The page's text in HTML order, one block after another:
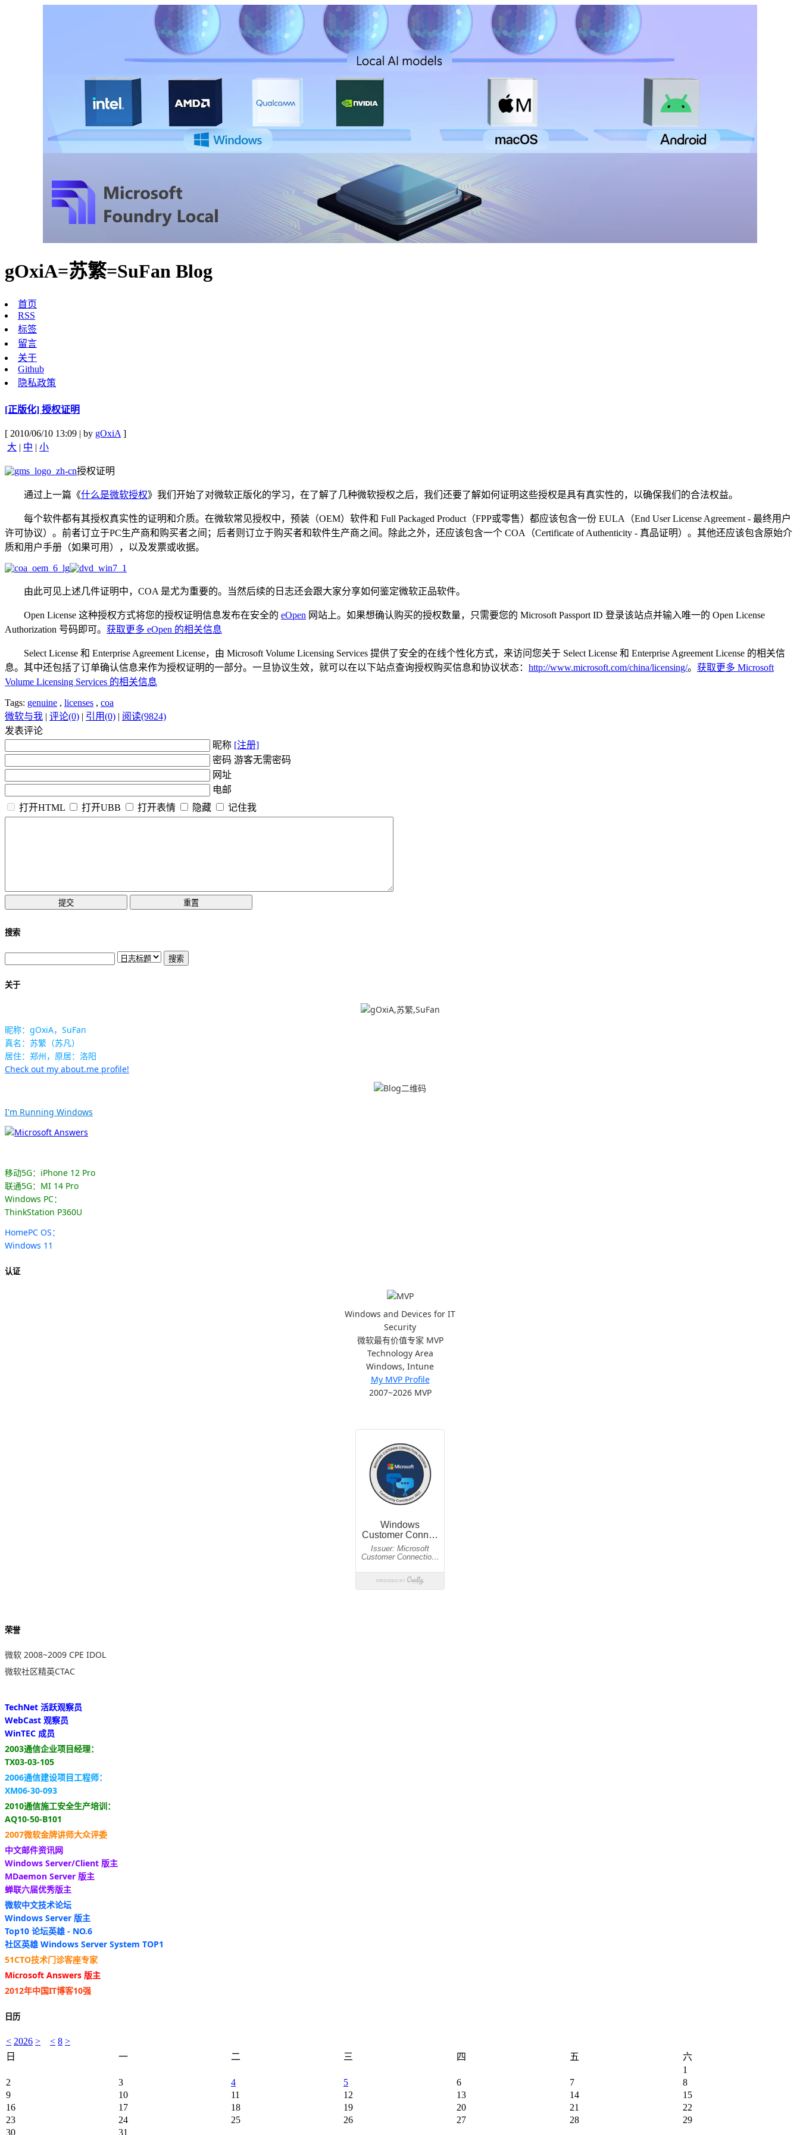
gOxiA=苏繁=SuFan Blog
首页
RSS
标签
留言
关于
Github
隐私政策
[正版化] 授权证明
[ 2010/06/10 13:09 | by gOxiA]
大 | 中 | 小
授权证明
通过上一篇《什么是微软授权》我们开始了对微软正版化的学习，在了解了几种微软授权之后，我们还要了解如何证明这些授权是具有真实性的，以确保我们的合法权益。
每个软件都有其授权真实性的证明和介质。在微软常见授权中，预装（OEM）软件和 Full Packaged Product（FPP或零售）都应该包含一份 EULA（End User License Agreement - 最终用户
许可协议）。前者订立于PC生产商和购买者之间；后者则订立于购买者和软件生产商之间。除此之外，还应该包含一个 COA（Certificate of Authenticity - 真品证明）。其他还应该包含原始介
质和用户手册（如果可用），以及发票或收据。
由此可见上述几件证明中，COA 是尤为重要的。当然后续的日志还会跟大家分享如何鉴定微软正品软件。
Open License 这种授权方式将您的授权证明信息发布在安全的 eOpen 网站上。如果想确认购买的授权数量，只需要您的 Microsoft Passport ID 登录该站点并输入唯一的 Open License
Authorization 号码即可。 获取更多 eOpen 的相关信息
Select License 和 Enterprise Agreement License，由 Microsoft Volume Licensing Services 提供了安全的在线个性化方式，来访问您关于 Select License 和 Enterprise Agreement License 的相关信
息。其中还包括了订单确认信息来作为授权证明的一部分。一旦协议生效，就可以在以下站点查询授权购买信息和协议状态： http://www.microsoft.com/china/licensing/。 获取更多 Microsoft
Volume Licensing Services 的相关信息
Tags: genuine , licenses , coa
微软与我 | 评论(0) | 引用(0) | 阅读(9824)
发表评论
昵称 [注册]
密码 游客无需密码
网址
电邮
打开HTML
打开UBB 打开表情 隐藏 记住我
搜索
关于
昵称：gOxiA，SuFan
真名：苏繁（苏凡）
居住：郑州，原居：洛阳
Check out my about.me profile!
I'm Running Windows
移动5G：iPhone 12 Pro
联通5G：MI 14 Pro
Windows PC：
ThinkStation P360U
HomePC OS：
Windows 11
认证
Windows and Devices for IT
Security
微软最有价值专家 MVP
Technology Area
Windows, Intune
My MVP Profile
2007~2026 MVP
荣誉
微软 2008~2009 CPE IDOL
微软社区精英CTAC
TechNet 活跃观察员
WebCast 观察员
WinTEC 成员
2003通信企业项目经理：
TX03-03-105
2006通信建设项目工程师：
XM06-30-093
2010通信施工安全生产培训：
AQ10-50-B101
2007微软金牌讲师大众评委
中文邮件资讯网
Windows Server/Client 版主
MDaemon Server 版主
蝉联六届优秀版主
微软中文技术论坛
Windows Server 版主
Top10 论坛英雄 - NO.6
社区英雄 Windows Server System TOP1
51CTO技术门诊客座专家
Microsoft Answers 版主
2012年中国IT博客10强
日历
< 2026 > < 8 >
日
一 二 三 四 五
六
1
2
3 4 5 6 7
8
9
10 11 12 13 14
15
16
17 18 19 20 21
22
23
24 25 26 27 28
29
30
31